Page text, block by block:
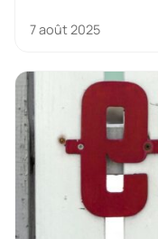
7 août 2025